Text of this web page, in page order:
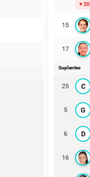
20
15
17
Suplentes
25 C
5 G
6 D
16